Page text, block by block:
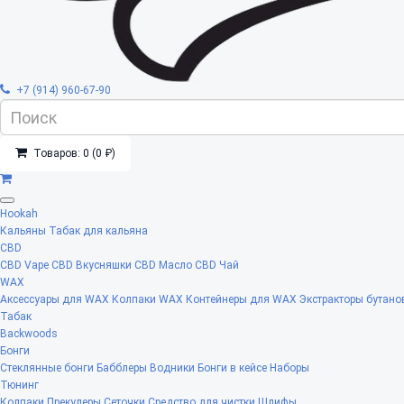
+7 (914) 960-67-90
Товаров: 0 (0 ₽)
Hookah
Кальяны Табак для кальяна
CBD
CBD Vape CBD Вкусняшки CBD Масло CBD Чай
WAX
Аксессуары для WAX Колпаки WAX Контейнеры для WAX Экстракторы
Табак
Backwoods
Бонги
Стеклянные бонги Бабблеры Водники Бонги в кейсе Наборы
Тюнинг